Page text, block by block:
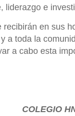
liderazgo e
en sus
a toda la
a cabo esta
COLEGIO